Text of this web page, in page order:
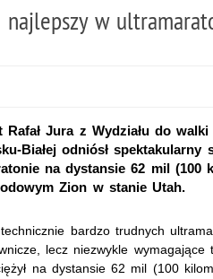
najlepszy w
Jura z Wydziału do
Białej odniósł spektakularny
na dystansie 62 mil (100
Zion w stanie Utah.
bardzo trudnych
lecz niezwykle
na dystansie 62 mil (100